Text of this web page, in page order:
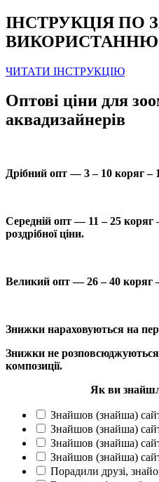
ІНСТРУКЦІЯ ПО
ВИКОРИСТАННЮ
ЧИТАТИ ІНСТРУКЦІЮ
Оптові ціни для
аквадизайнерів
Дрібний опт — 3 – 10 коряг –
Середній опт — 11 – 25 коряг
роздрібної ціни.
Великий опт — 26 – 40 коряг –
Знижки нараховуються на
Знижки не розповсюджуються
композиції.
Як ви
Знайшов (знайша)
Знайшов (знайша)
Знайшов (знайша)
Знайшов (знайша)
Порадили друзі,